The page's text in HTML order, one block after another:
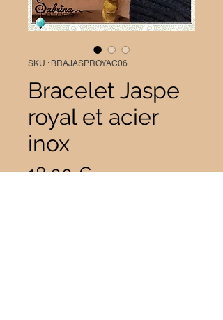
SKU : BRAJASPROYAC06
Bracelet Jaspe
royal et acier
inox
18,00 €Prix